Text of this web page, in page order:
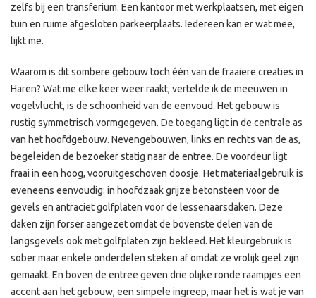
zelfs bij een transferium. Een kantoor met werkplaatsen, met eigen
tuin en ruime afgesloten parkeerplaats. Iedereen kan er wat mee,
lijkt me.
Waarom is dit sombere gebouw toch één van de fraaiere creaties in
Haren? Wat me elke keer weer raakt, vertelde ik de meeuwen in
vogelvlucht, is de schoonheid van de eenvoud. Het gebouw is
rustig symmetrisch vormgegeven. De toegang ligt in de centrale as
van het hoofdgebouw. Nevengebouwen, links en rechts van de as,
begeleiden de bezoeker statig naar de entree. De voordeur ligt
fraai in een hoog, vooruitgeschoven doosje. Het materiaalgebruik is
eveneens eenvoudig: in hoofdzaak grijze betonsteen voor de
gevels en antraciet golfplaten voor de lessenaarsdaken. Deze
daken zijn forser aangezet omdat de bovenste delen van de
langsgevels ook met golfplaten zijn bekleed. Het kleurgebruik is
sober maar enkele onderdelen steken af omdat ze vrolijk geel zijn
gemaakt. En boven de entree geven drie olijke ronde raampjes een
accent aan het gebouw, een simpele ingreep, maar het is wat je van